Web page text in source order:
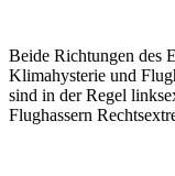
Beide Richtungen des
Klimahysterie und
sind in der Regel
Flughassern